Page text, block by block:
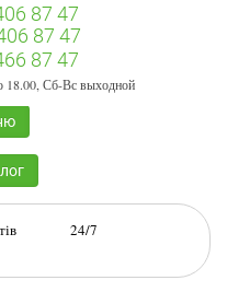
87 47
87 47
87 47
18.00, Сб-Вс выходной
24/7